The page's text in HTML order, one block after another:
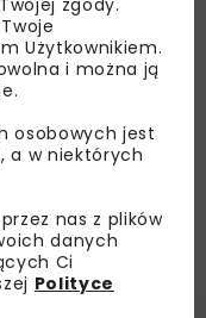
Użytkownikiem.
i można ją
osobowych jest
a w niektórych
nas z plików
danych
Ci
Polityce